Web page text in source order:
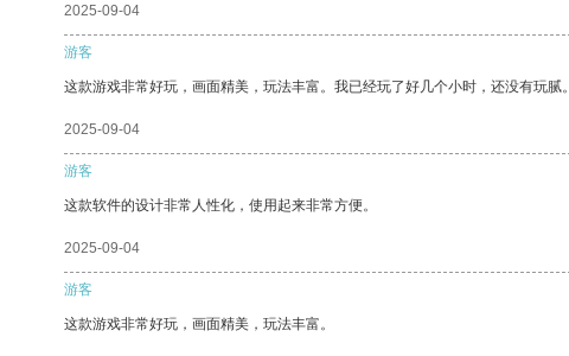
2025-09-04
游客
这款游戏非常好玩，画面精美，玩法丰富。我已经玩了好几个小时，还没有玩腻。
2025-09-04
游客
这款软件的设计非常人性化，使用起来非常方便。
2025-09-04
游客
这款游戏非常好玩，画面精美，玩法丰富。